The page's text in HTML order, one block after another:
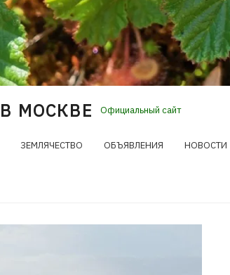
МОСКВЕ Официальный сайт
ЗЕМЛЯЧЕСТВО ОБЪЯВЛЕНИЯ НОВОСТИ